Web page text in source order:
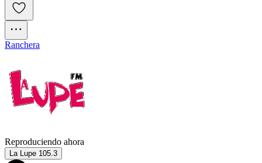
Ranchera
Reproduciendo ahora
La Lupe 105.3